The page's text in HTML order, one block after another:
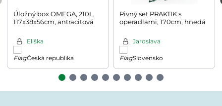
Úložný box OMEGA, 210L,
117x38x56cm, antracitová
Eliška
Česká republika
Pivný set PRAKTIK s
operadlami, 170cm, hnedá
Jaroslava
Slovensko